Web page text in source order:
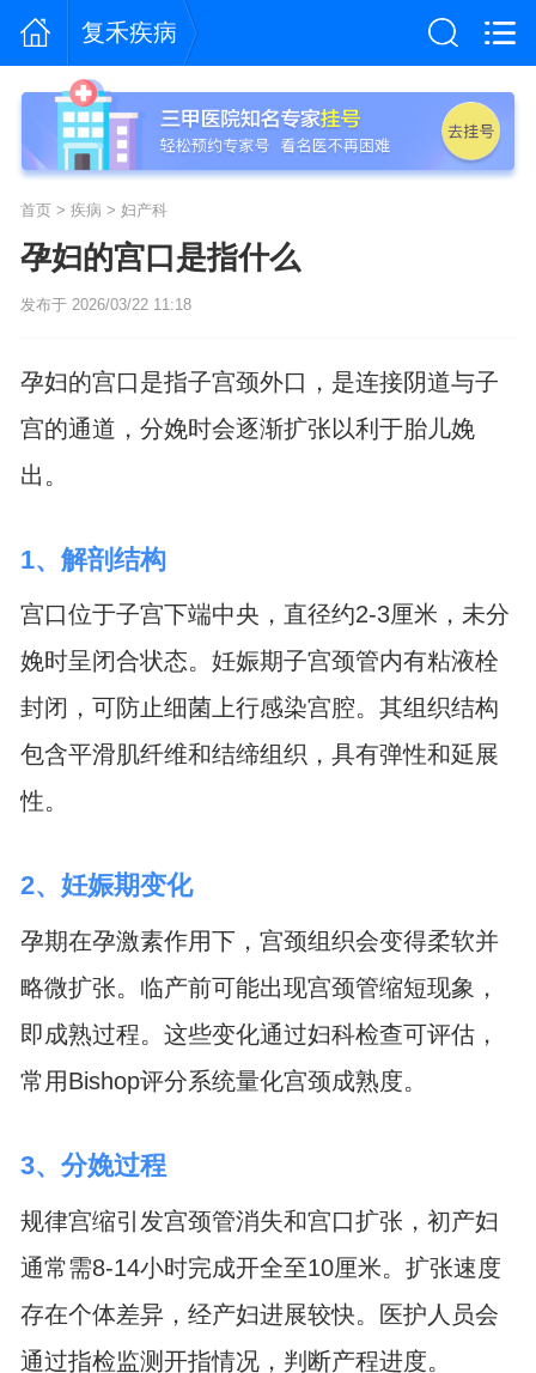
复禾疾病
首页> 疾病 > 妇产科
孕妇的宫口是指什么
发布于 2026/03/22 11:18
孕妇的宫口是指子宫颈外口，是连接阴道与子
宫的通道，分娩时会逐渐扩张以利于胎儿娩
出。
1、解剖结构
宫口位于子宫下端中央，直径约2-3厘米，未分
娩时呈闭合状态。妊娠期子宫颈管内有粘液栓
封闭，可防止细菌上行感染宫腔。其组织结构
包含平滑肌纤维和结缔组织，具有弹性和延展
性。
2、妊娠期变化
孕期在孕激素作用下，宫颈组织会变得柔软并
略微扩张。临产前可能出现宫颈管缩短现象，
即成熟过程。这些变化通过妇科检查可评估，
常用Bishop评分系统量化宫颈成熟度。
3、分娩过程
规律宫缩引发宫颈管消失和宫口扩张，初产妇
通常需8-14小时完成开全至10厘米。扩张速度
存在个体差异，经产妇进展较快。医护人员会
通过指检监测开指情况，判断产程进度。